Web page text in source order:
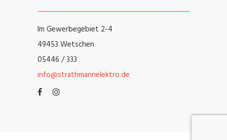
Im Gewerbegebiet 2-4
49453 Wetschen
05446 / 333
info@strathmannelektro.de